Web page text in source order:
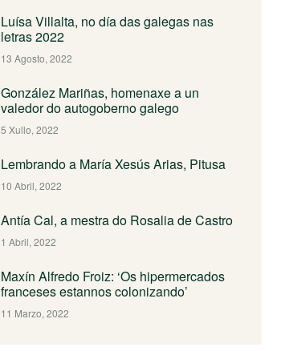
Luísa Villalta, no día das galegas nas
letras 2022
13 Agosto, 2022
González Mariñas, homenaxe a un
valedor do autogoberno galego
5 Xullo, 2022
Lembrando a María Xesús Arias, Pitusa
10 Abril, 2022
Antía Cal, a mestra do Rosalia de Castro
1 Abril, 2022
Maxín Alfredo Froiz: ‘Os hipermercados
franceses estannos colonizando’
11 Marzo, 2022